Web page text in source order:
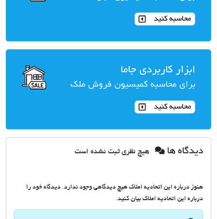
دیدگاه ها هیچ نظری ثبت نشده است
هنوز درباره این اتحادیه املاک هیچ دیدگاهی وجود ندارد. دیدگاه خود را
درباره این اتحادیه املاک بیان کنید.